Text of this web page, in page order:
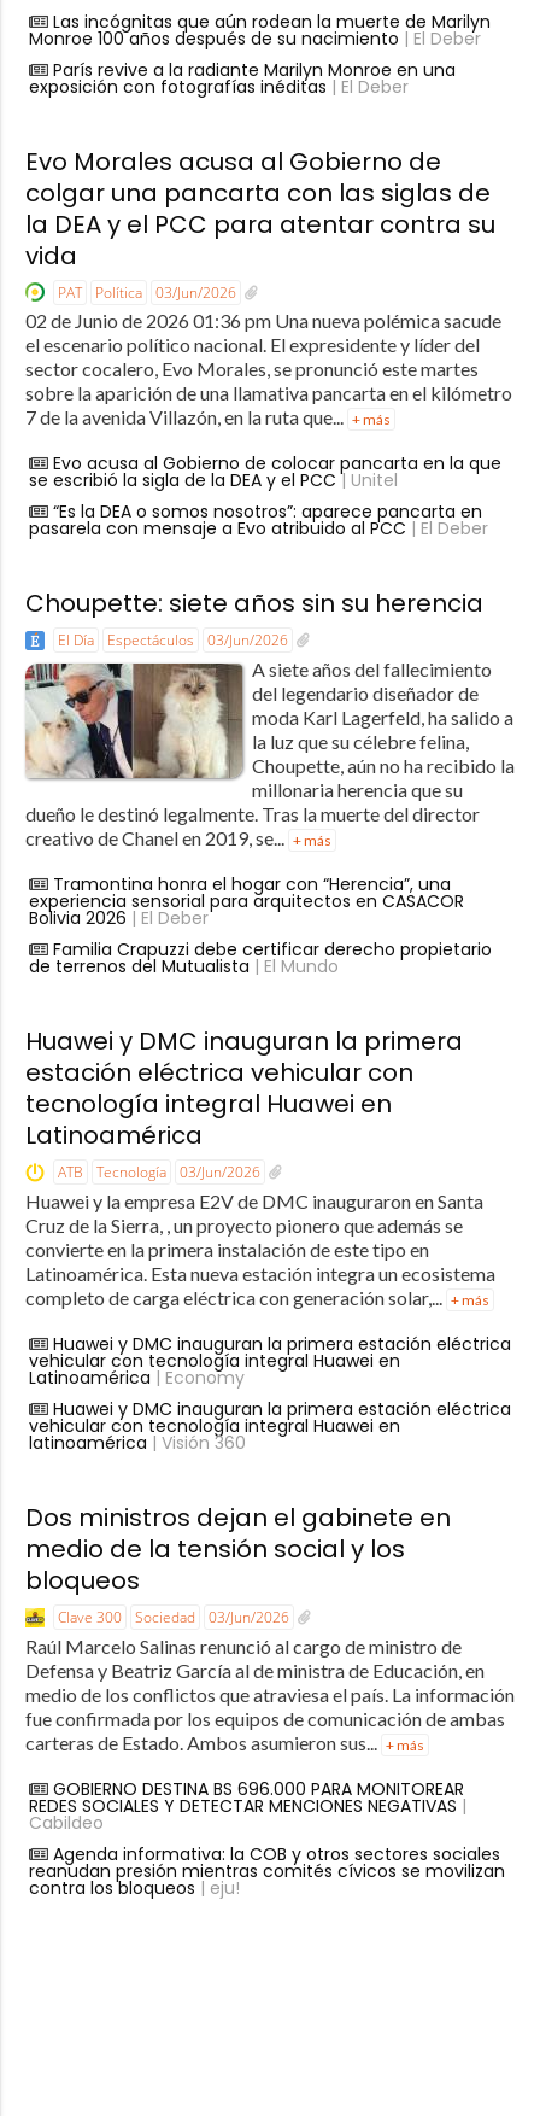
Las incógnitas que aún rodean la muerte de Marilyn
Monroe 100 años después de su nacimiento | El Deber
París revive a la radiante Marilyn Monroe en una
exposición con fotografías inéditas | El Deber
Evo Morales acusa al Gobierno de
colgar una pancarta con las siglas de
la DEA y el PCC para atentar contra su
vida
PAT Política 03/Jun/2026
02 de Junio de 2026 01:36 pm Una nueva polémica sacude
el escenario político nacional. El expresidente y líder del
sector cocalero, Evo Morales, se pronunció este martes
sobre la aparición de una llamativa pancarta en el kilómetro
7 de la avenida Villazón, en la ruta que... + más
Evo acusa al Gobierno de colocar pancarta en la que
se escribió la sigla de la DEA y el PCC | Unitel
“Es la DEA o somos nosotros”: aparece pancarta en
pasarela con mensaje a Evo atribuido al PCC | El Deber
Choupette: siete años sin su herencia
El Día Espectáculos 03/Jun/2026
A siete años del fallecimiento
del legendario diseñador de
moda Karl Lagerfeld, ha salido a
la luz que su célebre felina,
Choupette, aún no ha recibido la
millonaria herencia que su
dueño le destinó legalmente. Tras la muerte del director
creativo de Chanel en 2019, se... + más
Tramontina honra el hogar con “Herencia”, una
experiencia sensorial para arquitectos en CASACOR
Bolivia 2026 | El Deber
Familia Crapuzzi debe certificar derecho propietario
de terrenos del Mutualista | El Mundo
Huawei y DMC inauguran la primera
estación eléctrica vehicular con
tecnología integral Huawei en
Latinoamérica
ATB Tecnología 03/Jun/2026
Huawei y la empresa E2V de DMC inauguraron en Santa
Cruz de la Sierra, , un proyecto pionero que además se
convierte en la primera instalación de este tipo en
Latinoamérica. Esta nueva estación integra un ecosistema
completo de carga eléctrica con generación solar,... + más
Huawei y DMC inauguran la primera estación eléctrica
vehicular con tecnología integral Huawei en
Latinoamérica | Economy
Huawei y DMC inauguran la primera estación eléctrica
vehicular con tecnología integral Huawei en
latinoamérica | Visión 360
Dos ministros dejan el gabinete en
medio de la tensión social y los
bloqueos
Clave 300 Sociedad 03/Jun/2026
Raúl Marcelo Salinas renunció al cargo de ministro de
Defensa y Beatriz García al de ministra de Educación, en
medio de los conflictos que atraviesa el país. La información
fue confirmada por los equipos de comunicación de ambas
carteras de Estado. Ambos asumieron sus... + más
GOBIERNO DESTINA BS 696.000 PARA MONITOREAR
REDES SOCIALES Y DETECTAR MENCIONES NEGATIVAS |
Cabildeo
Agenda informativa: la COB y otros sectores sociales
reanudan presión mientras comités cívicos se movilizan
contra los bloqueos | eju!